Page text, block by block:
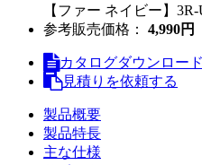
【ファー ネイビー】
参考販売価格：
4,990円
カタログダウンロード
見積りを依頼する
製品概要
製品特長
主な仕様